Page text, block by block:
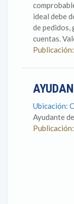
ideal debe
de pedidos,
cuentas.
Ubicación:
Ayudante